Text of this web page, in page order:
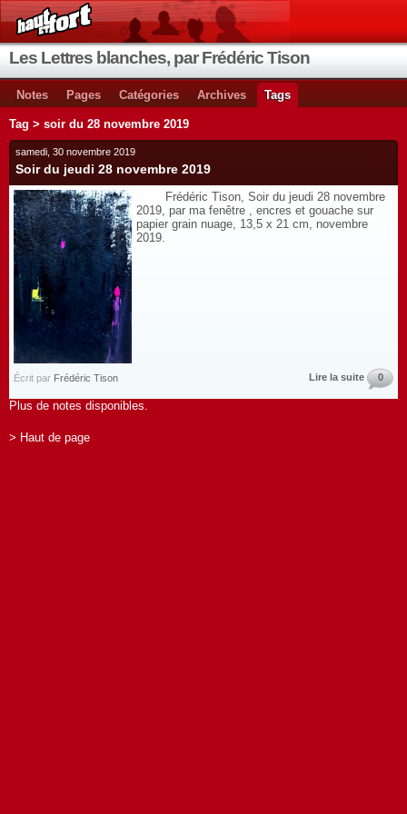
Les Lettres blanches, par Frédéric Tison
Notes Pages Catégories Archives Tags
Tag > soir du 28 novembre 2019
samedi, 30 novembre 2019
Soir du jeudi 28 novembre 2019
Frédéric Tison, Soir du jeudi 28 novembre
2019, par ma fenêtre , encres et gouache sur
papier grain nuage, 13,5 x 21 cm, novembre
2019.
Écrit par Frédéric Tison Lire la suite 0
Plus de notes disponibles.
> Haut de page